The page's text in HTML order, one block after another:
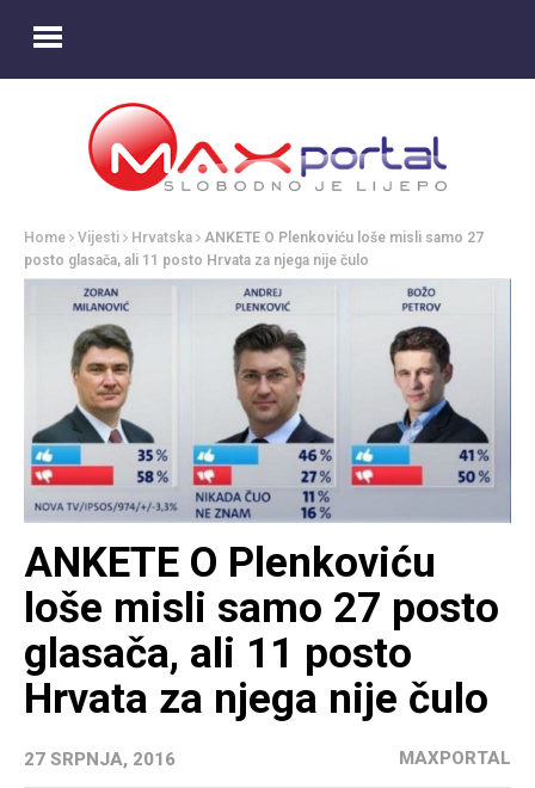
Home Vijesti Hrvatska
ANKETE O Plenkoviću loše misli samo 27
posto glasača, ali 11 posto Hrvata za njega nije čulo
ANKETE O Plenkoviću
loše misli samo 27 posto
glasača, ali 11 posto
Hrvata za njega nije čulo
27 SRPNJA, 2016 MAXPORTAL